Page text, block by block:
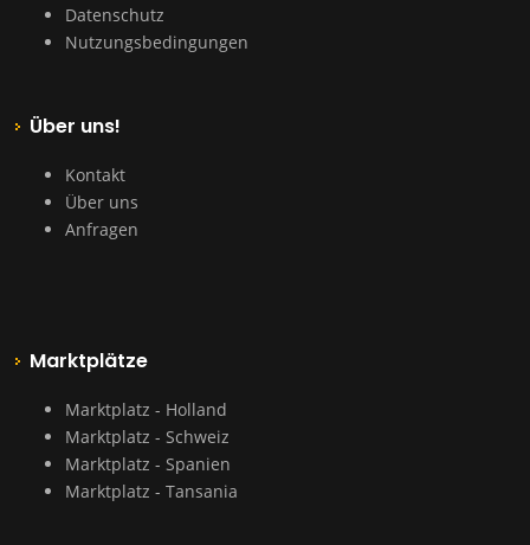
Datenschutz
Nutzungsbedingungen
Über uns!
Kontakt
Über uns
Anfragen
Marktplätze
Marktplatz - Holland
Marktplatz - Schweiz
Marktplatz - Spanien
Marktplatz - Tansania